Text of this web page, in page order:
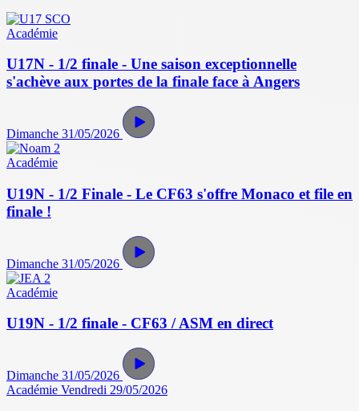
Académie
U17N - 1/2 finale - Une saison exceptionnelle
s'achève aux portes de la finale face à Angers
Dimanche 31/05/2026
Académie
U19N - 1/2 Finale - Le CF63 s'offre Monaco et file en
finale !
Dimanche 31/05/2026
Académie
U19N - 1/2 finale - CF63 / ASM en direct
Dimanche 31/05/2026
Académie Vendredi 29/05/2026